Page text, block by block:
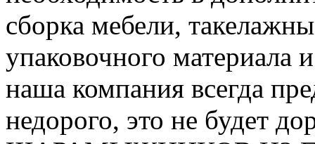
сборка мебели,
упаковочного материала
наша компания всегда
недорого, это не будет